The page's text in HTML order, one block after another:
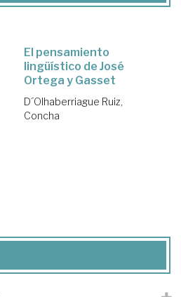
El pensamiento
lingüístico de José
Ortega y Gasset
D´Olhaberriague Ruiz,
Concha